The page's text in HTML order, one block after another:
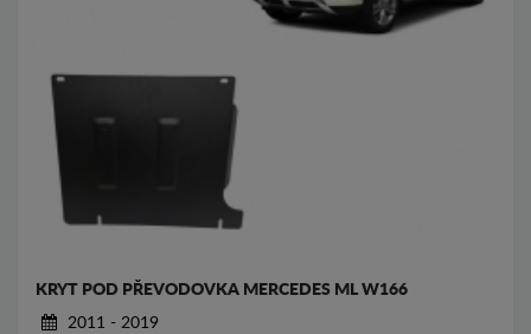
KRYT POD PŘEVODOVKA MERCEDES ML W166
2011 - 2019